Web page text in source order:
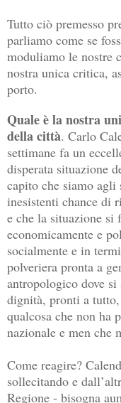
Tutto ciò premesso
parliamo come se
moduliamo le nostre
nostra unica critica,
porto.
Quale è la nostra
della città. Carlo
settimane fa un
disperata situazione
capito che siamo agli
inesistenti chance di
e che la situazione si
economicamente e
socialmente e in
polveriera pronta a
antropologico dove
dignità, pronti a
qualcosa che non ha
nazionale e men che
Come reagire?
sollecitando e
Regione - bisogna